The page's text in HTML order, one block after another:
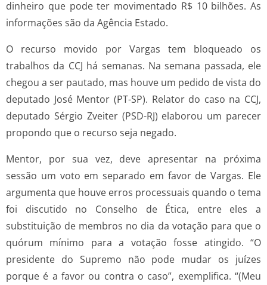
dinheiro que pode ter movimentado R$ 10 bilhões. As
informações são da Agência Estado.
O recurso movido por Vargas tem bloqueado os
trabalhos da CCJ há semanas. Na semana passada, ele
chegou a ser pautado, mas houve um pedido de vista do
deputado José Mentor (PT-SP). Relator do caso na CCJ,
deputado Sérgio Zveiter (PSD-RJ) elaborou um parecer
propondo que o recurso seja negado.
Mentor, por sua vez, deve apresentar na próxima
sessão um voto em separado em favor de Vargas. Ele
argumenta que houve erros processuais quando o tema
foi discutido no Conselho de Ética, entre eles a
substituição de membros no dia da votação para que o
quórum mínimo para a votação fosse atingido. “O
presidente do Supremo não pode mudar os juízes
porque é a favor ou contra o caso”, exemplifica. “(Meu